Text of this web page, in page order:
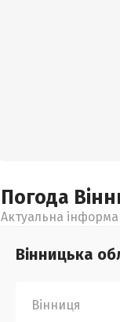
Погода
Актуальна
Вінницька
Вінниця